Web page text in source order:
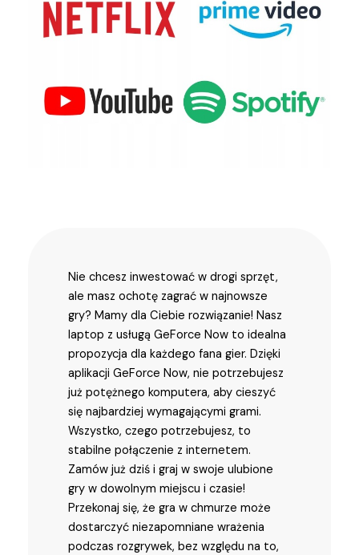
Nie chcesz inwestować w drogi sprzęt,
ale masz ochotę zagrać w najnowsze
gry? Mamy dla Ciebie rozwiązanie! Nasz
laptop z usługą GeForce Now to idealna
propozycja dla każdego fana gier. Dzięki
aplikacji GeForce Now, nie potrzebujesz
już potężnego komputera, aby cieszyć
się najbardziej wymagającymi grami.
Wszystko, czego potrzebujesz, to
stabilne połączenie z internetem.
Zamów już dziś i graj w swoje ulubione
gry w dowolnym miejscu i czasie!
Przekonaj się, że gra w chmurze może
dostarczyć niezapomniane wrażenia
podczas rozgrywek, bez względu na to,